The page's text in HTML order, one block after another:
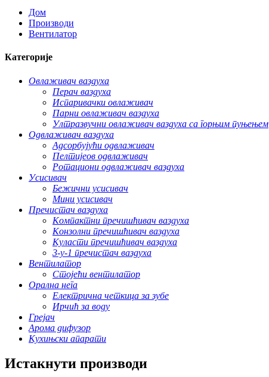
Дом
Производи
Вентилатор
Категорије
Овлаживач ваздуха
Перач ваздуха
Испаривачки овлаживач
Парни овлаживач ваздуха
Ултразвучни овлаживач ваздуха са горњим пуњењем
Одвлаживач ваздуха
Адсорбујући одвлаживач
Пелтијеов одвлаживач
Ротациони одвлаживач ваздуха
Усисивач
Бежични усисивач
Мини усисивач
Пречистач ваздуха
Компактни пречишћивач ваздуха
Конзолни пречишћивач ваздуха
Куласти пречишћивач ваздуха
3-у-1 пречистач ваздуха
Вентилатор
Стојећи вентилатор
Орална нега
Електрична четкица за зубе
Ирчић за воду
Грејач
Арома дифузор
Кухињски апарати
Истакнути производи